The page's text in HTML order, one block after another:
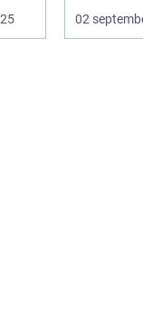
st&aum...
02